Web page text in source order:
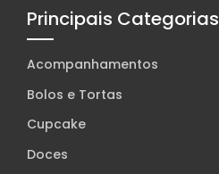
Principais Categorias
Acompanhamentos
Bolos e Tortas
Cupcake
Doces